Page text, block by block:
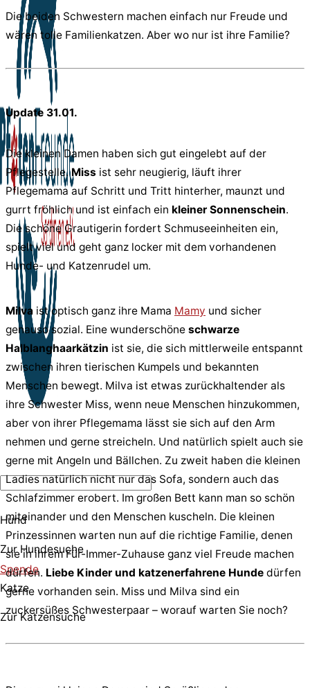
Hund
Zur Hundesuche
Spende
Katze
Zur Katzensuche
Die beiden Schwestern machen einfach nur Freude und
wären tolle Familienkatzen. Aber wo nur ist ihre Familie?
Update 31.01.
Die kleinen Damen haben sich gut eingelebt auf der
Pflegestelle.Miss ist sehr neugierig, läuft ihrer
Pflegemama auf Schritt und Tritt hinterher, maunzt und
gurrt fröhlich und ist einfach ein kleiner Sonnenschein.
Die schöne Grautigerin fordert Schmuseeinheiten ein,
spielt viel und geht ganz locker mit dem vorhandenen
Hunde- und Katzenrudel um.
Milva ist optisch ganz ihre Mama Mamy und sicher
genauso sozial. Eine wunderschöne schwarze
Halblanghaarkätzin ist sie, die sich mittlerweile entspannt
zwischen ihren tierischen Kumpels und bekannten
Menschen bewegt. Milva ist etwas zurückhaltender als
ihre Schwester Miss, wenn neue Menschen hinzukommen,
aber von ihrer Pflegemama lässt sie sich auf den Arm
nehmen und gerne streicheln. Und natürlich spielt auch sie
gerne mit Angeln und Bällchen. Zu zweit haben die kleinen
Ladies natürlich nicht nur das Sofa, sondern auch das
Schlafzimmer erobert. Im großen Bett kann man so schön
miteinander und den Menschen kuscheln. Die kleinen
Prinzessinnen warten nun auf die richtige Familie, denen
sie in ihrem Für-Immer-Zuhause ganz viel Freude machen
dürfen. Liebe Kinder und katzenerfahrene Hunde dürfen
gerne vorhanden sein. Miss und Milva sind ein
zuckersüßes Schwesterpaar – worauf warten Sie noch?